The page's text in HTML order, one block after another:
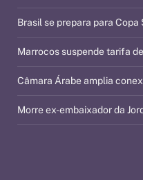
Brasil se prepara para Copa
Marrocos suspende tarifa
Câmara Árabe amplia
Morre ex-embaixador da